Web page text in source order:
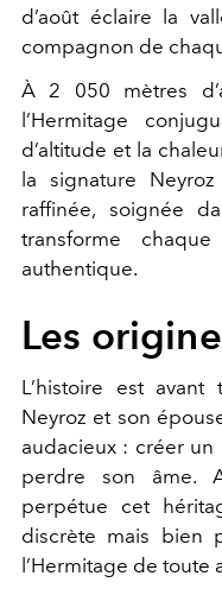
d’août éclaire la
compagnon de
À 2 050 mètres
l’Hermitage
d’altitude et la
la signature
raffinée, soignée
transforme
authentique.
Les
L’histoire est
Neyroz et son
audacieux : créer un
perdre son âme.
perpétue cet
discrète mais bien
l’Hermitage de toute